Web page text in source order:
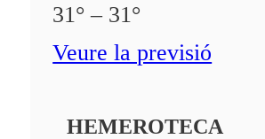
31° – 31°
Veure la previsió
HEMEROTECA